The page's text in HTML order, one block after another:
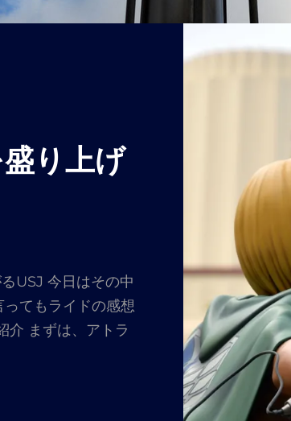
り上げ
USJ 今日はその中
てもライドの感想
介 まずは、アトラ